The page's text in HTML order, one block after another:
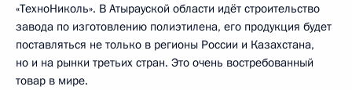
«ТехноНиколь». В Атырауской области идёт строительство
завода по изготовлению полиэтилена, его продукция будет
поставляться не только в регионы России и Казахстана,
но и на рынки третьих стран. Это очень востребованный
товар в мире.